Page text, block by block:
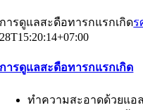
การดูแลสะดือทารกแรกเกิดร
28T15:20:14+07:00
การดูแลสะดือทารกแรกเกิด
ทำความสะอาดด้วยแอ